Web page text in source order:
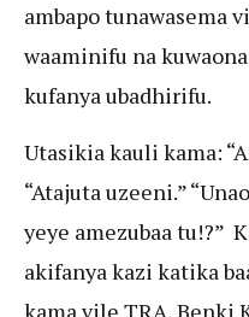
ambapo tunawasema
waaminifu na
kufanya ubadhirifu.
Utasikia kauli kama:
“Atajuta uzeeni.”
yeye amezubaa tu!?”
akifanya kazi katika